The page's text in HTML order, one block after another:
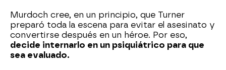
Murdoch cree, en un principio, que Turner
preparó toda la escena para evitar el asesinato y
convertirse después en un héroe. Por eso,
decide internarlo en un psiquiátrico para que
sea evaluado.